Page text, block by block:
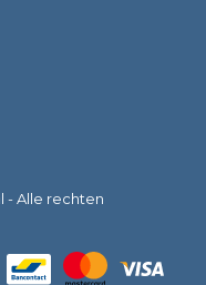
- Alle rechten